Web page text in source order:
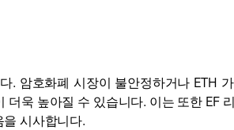
. 암호화폐 시장이 불안정하거나 ETH
욱 높아질 수 있습니다. 이는 또한 EF
시사합니다.